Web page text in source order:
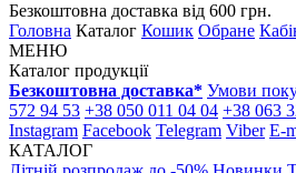
Безкоштовна доставка від 600 грн.
Головна Каталог Кошик Обране
МЕНЮ
Каталог продукції
Безкоштовна доставка* Умови
572 94 53 +38 050 011 04 04 +38 063
Instagram Facebook Telegram Viber E-
КАТАЛОГ